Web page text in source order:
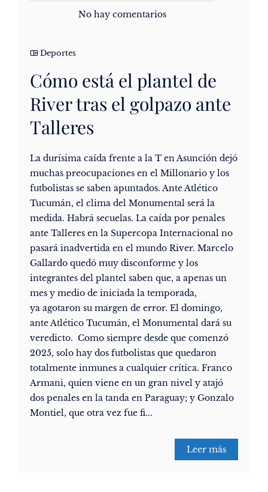
No hay comentarios
Deportes
Cómo está el plantel de
River tras el golpazo ante
Talleres
La durísima caída frente a la T en Asunción dejó
muchas preocupaciones en el Millonario y los
futbolistas se saben apuntados. Ante Atlético
Tucumán, el clima del Monumental será la
medida. Habrá secuelas. La caída por penales
ante Talleres en la Supercopa Internacional no
pasará inadvertida en el mundo River. Marcelo
Gallardo quedó muy disconforme y los
integrantes del plantel saben que, a apenas un
mes y medio de iniciada la temporada,
ya agotaron su margen de error. El domingo,
ante Atlético Tucumán, el Monumental dará su
veredicto. Como siempre desde que comenzó
2025, solo hay dos futbolistas que quedaron
totalmente inmunes a cualquier crítica. Franco
Armani, quien viene en un gran nivel y atajó
dos penales en la tanda en Paraguay; y Gonzalo
Montiel, que otra vez fue fi...
Leer más